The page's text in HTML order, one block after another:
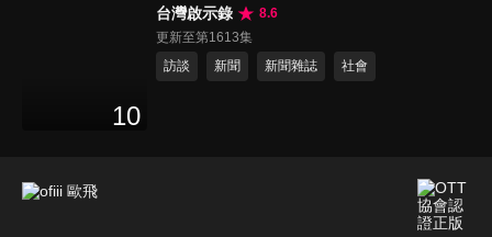
10
台灣啟示錄
8.6
更新至第1613集
訪談
新聞 新聞雜誌 社會